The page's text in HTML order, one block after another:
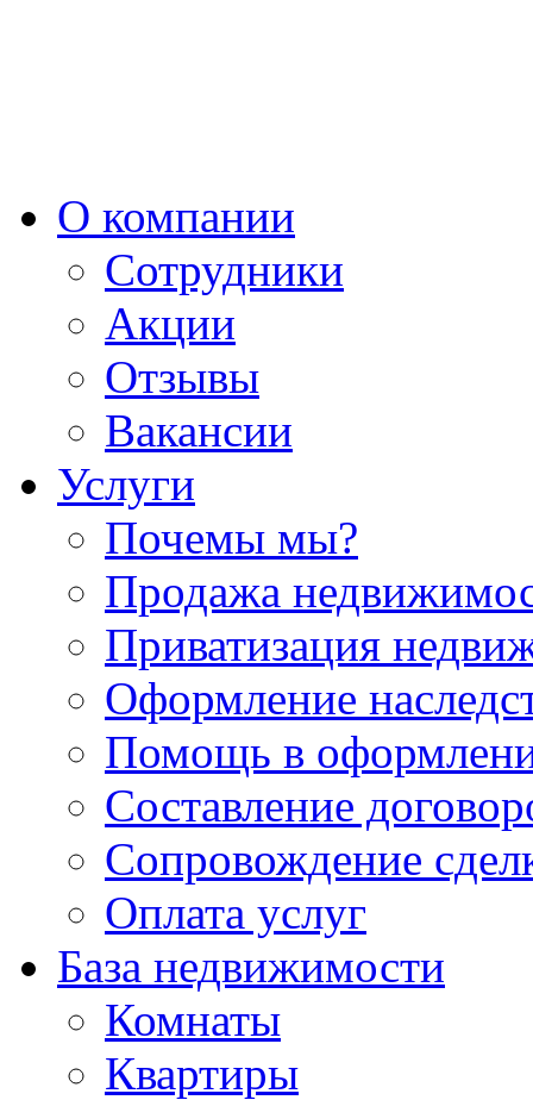
О компании
Сотрудники
Акции
Отзывы
Вакансии
Услуги
Почемы мы?
Продажа
Приватизация
Оформление
Помощь в
Составление
Сопровождение
Оплата услуг
База недвижимости
Комнаты
Квартиры